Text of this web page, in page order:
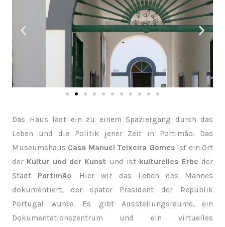
Das Haus lädt ein zu einem Spaziergang durch das
Leben und die Politik jener Zeit in Portimão. Das
Museumshaus Casa Manuel Teixeira Gomesist ein Ort
der Kultur und der Kunst und ist kulturelles Erbe der
Stadt Portimão. Hier wir das Leben des Mannes
dokumentiert, der später Präsident der Republik
Portugal wurde. Es gibt Ausstellungsräume, ein
Dokumentationszentrum und ein virtuelles